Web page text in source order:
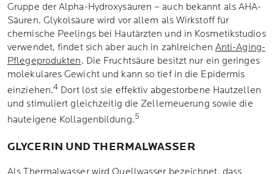
Gruppe der Alpha-Hydroxysäuren – auch bekannt als AHA-
Säuren. Glykolsäure wird vor allem als Wirkstoff für
chemische Peelings bei Hautärzten und in Kosmetikstudios
verwendet, findet sich aber auch in zahlreichen Anti-Aging-
Pflegeprodukten. Die Fruchtsäure besitzt nur ein geringes
molekulares Gewicht und kann so tief in die Epidermis
einziehen.4 Dort löst sie effektiv abgestorbene Hautzellen
und stimuliert gleichzeitig die Zellerneuerung sowie die
hauteigene Kollagenbildung.5
GLYCERIN UND THERMALWASSER
Als Thermalwasser wird Quellwasser bezeichnet, dass